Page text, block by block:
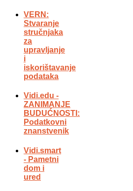
VERN:
Stvaranje
stručnjaka
za
upravljanje
i
iskorištavanje
podataka
Vidi.edu -
ZANIMANJE
BUDUĆNOSTI:
Podatkovni
znanstvenik
Vidi.smart
- Pametni
dom i
ured